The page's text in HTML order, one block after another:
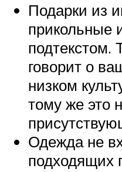
Подарки из
прикольные
подтекстом.
говорит о
низком
тому же это
Одежда не
подходящих